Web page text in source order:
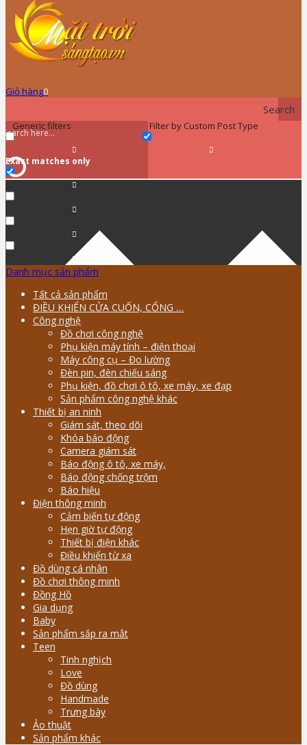
Giỏ hàng0
Search
Generic filters
Exact matches only
Filter by Custom Post Type
Danh mục sản phẩm
Tất cả sản phẩm
ĐIỀU KHIỂN CỬA CUỐN, CỔNG …
Công nghệ
Đồ chơi công nghệ
Phụ kiện máy tính – điện thoại
Máy công cụ – Đo lường
Đèn pin, đèn chiếu sáng
Phụ kiện, đồ chơi ô tô, xe máy, xe đạp
Sản phẩm công nghệ khác
Thiết bị an ninh
Giám sát, theo dõi
Khóa báo động
Camera giám sát
Báo động ô tô, xe máy,
Báo động chống trộm
Báo hiệu
Điện thông minh
Cảm biến tự động
Hẹn giờ tự động
Thiết bị điện khác
Điều khiển từ xa
Đồ dùng cá nhân
Đồ chơi thông minh
Đồng Hồ
Gia dụng
Baby
Sản phẩm sắp ra mắt
Teen
Tinh nghịch
Love
Đồ dùng
Handmade
Trưng bày
Ảo thuật
Sản phẩm khác